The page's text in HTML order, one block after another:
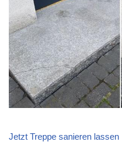
Jetzt Treppe sanieren lassen